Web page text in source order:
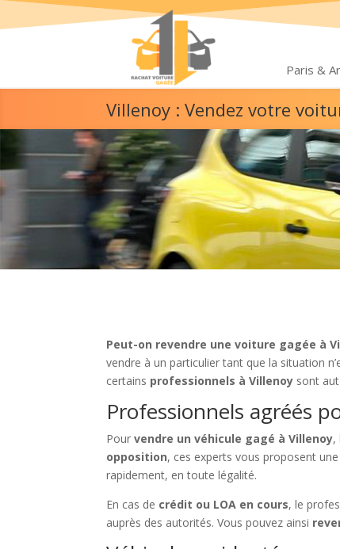
Paris &
Villenoy : Vendez votre
Peut-on revendre une voiture gagée à
vendre à un particulier tant que la situation
certains professionnels à Villenoy sont
Professionnels agréés
Pourvendre un véhicule gagé à Villenoy,
opposition, ces experts vous proposent une
rapidement, en toute légalité.
En cas de crédit ou LOA en cours, le
auprès des autorités. Vous pouvez ainsi